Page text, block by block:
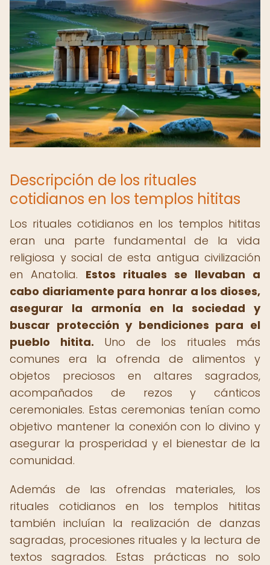
Descripción de los rituales
cotidianos en los templos hititas
Los rituales cotidianos en los templos hititas
eran una parte fundamental de la vida
religiosa y social de esta antigua civilización
en Anatolia. Estos rituales se llevaban a
cabo diariamente para honrar a los dioses,
asegurar la armonía en la sociedad y
buscar protección y bendiciones para el
pueblo hitita. Uno de los rituales más
comunes era la ofrenda de alimentos y
objetos preciosos en altares sagrados,
acompañados de rezos y cánticos
ceremoniales. Estas ceremonias tenían como
objetivo mantener la conexión con lo divino y
asegurar la prosperidad y el bienestar de la
comunidad.
Además de las ofrendas materiales, los
rituales cotidianos en los templos hititas
también incluían la realización de danzas
sagradas, procesiones rituales y la lectura de
textos sagrados. Estas prácticas no solo